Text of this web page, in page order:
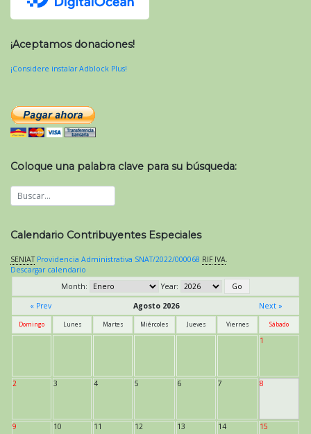
¡Aceptamos donaciones!
¡Considere instalar Adblock Plus!
Coloque una palabra clave para su búsqueda:
Calendario Contribuyentes Especiales
SENIAT Providencia Administrativa SNAT/2022/000068 RIF IVA
Descargar calendario
Month:
Year:
« Prev
Agosto 2026 Next »
Domingo Lunes Martes Miércoles Jueves Viernes Sábado
1
2 3 4 5 6 7 8
9 10 11 12 13 14 15